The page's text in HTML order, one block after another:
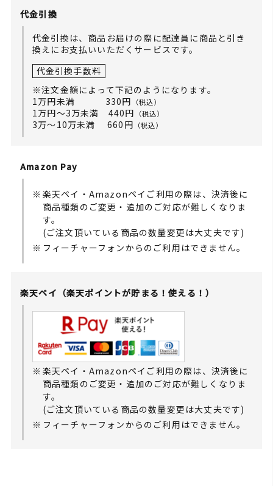
代金引換
代金引換は、商品お届けの際に配達員に商品と引き
換えにお支払いいただくサービスです。
代金引換手数料
※注文金額によって下記のようになります。
1万円未満 330円 （税込）
1万円～3万未満 440円 （税込）
3万～10万未満 660円 （税込）
Amazon Pay
楽天ペイ・Amazonペイご利用の際は、決済後に
商品種類のご変更・追加のご対応が難しくなりま
す。
(ご注文頂いている商品の数量変更は大丈夫です)
フィーチャーフォンからのご利用はできません。
楽天ペイ （楽天ポイントが貯まる！使える！）
楽天ペイ・Amazonペイご利用の際は、決済後に
商品種類のご変更・追加のご対応が難しくなりま
す。
(ご注文頂いている商品の数量変更は大丈夫です)
フィーチャーフォンからのご利用はできません。